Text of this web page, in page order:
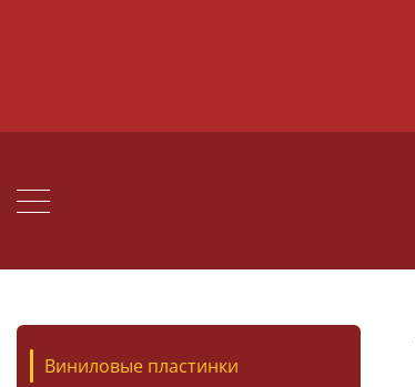
Виниловые пластинки